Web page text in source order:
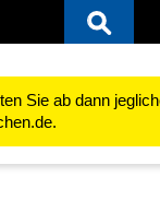
Sie ab dann
Persönliches